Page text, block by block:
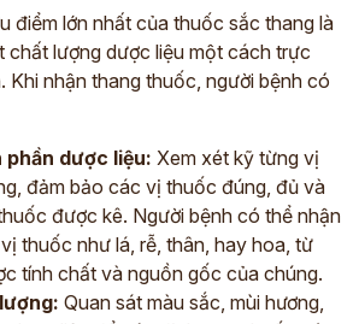
điểm lớn nhất của thuốc sắc thang là
chất lượng dược liệu một cách trực
Khi nhận thang thuốc, người bệnh có
dược liệu: Xem xét kỹ từng vị
đảm bảo các vị thuốc đúng, đủ và
được kê. Người bệnh có thể nhận
thuốc như lá, rễ, thân, hay hoa, từ
tính chất và nguồn gốc của chúng.
Quan sát màu sắc, mùi hương,